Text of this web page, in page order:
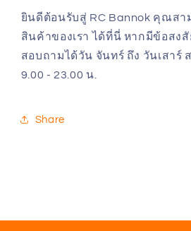
ยินดีต้อนรับสู่ RC Bannok คุณสา
สินค้าของเรา ได้ที่นี่ หากมีข้อสง
สอบถามได้วัน จันทร์ ถึง วันเสาร์
9.00 - 23.00 น.
Share